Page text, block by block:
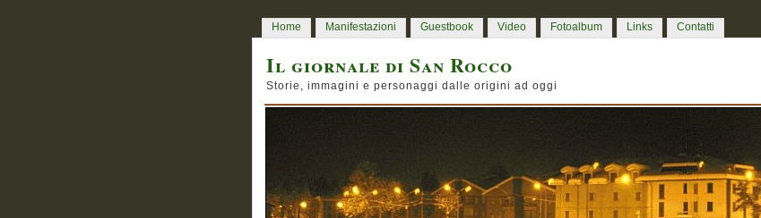
Home Manifestazioni Guestbook Video Fotoalbum Links Contatti
Il giornale di San Rocco
Storie, immagini e personaggi dalle origini ad oggi